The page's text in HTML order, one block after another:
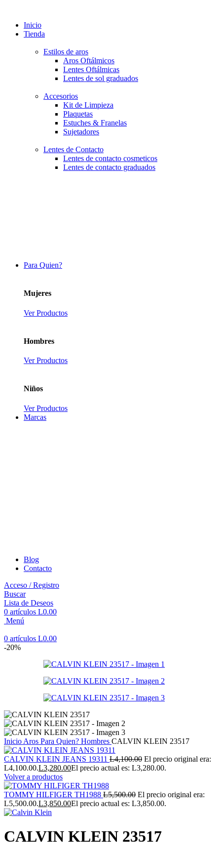
Inicio
Tienda
Estilos de aros
Aros Oftálmicos
Lentes Oftálmicas
Lentes de sol graduados
Accesorios
Kit de Limpieza
Plaquetas
Estuches & Franelas
Sujetadores
Lentes de Contacto
Lentes de contacto cosmeticos
Lentes de contacto graduados
Para Quien?
Mujeres
Ver Productos
Hombres
Ver Productos
Niños
Ver Productos
Marcas
Blog
Contacto
Acceso / Registro
Buscar
Lista de Deseos
0 artículos L0.00
Menú
0 artículos L0.00
-20%
Inicio Aros Para Quien? Hombres CALVIN KLEIN 23517
CALVIN KLEIN JEANS 19311 L4,100.00 El precio original era:
L4,100.00.L3,280.00El precio actual es: L3,280.00.
Volver a productos
TOMMY HILFIGER TH1988 L5,500.00 El precio original era:
L5,500.00.L3,850.00El precio actual es: L3,850.00.
CALVIN KLEIN 23517